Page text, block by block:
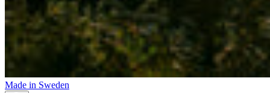
Made in Sweden